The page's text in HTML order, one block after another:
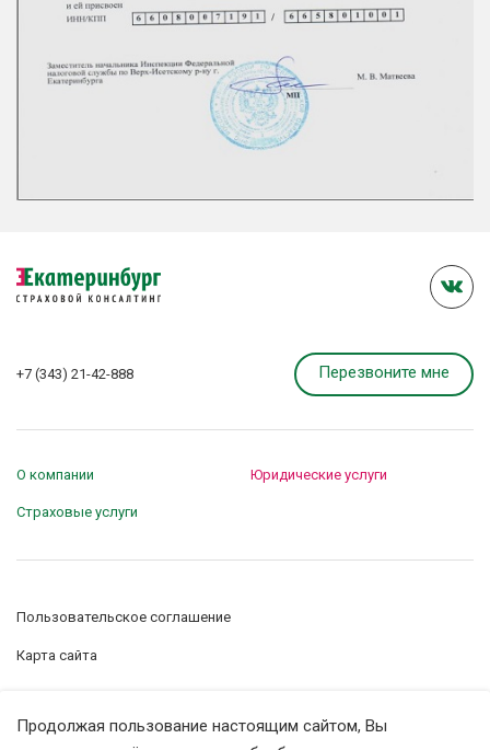
+7 (343) 21-42-888 Перезвоните мне
О компании Юридические услуги
Страховые услуги
Карта сайта
Пользовательское соглашение
Продолжая пользование настоящим сайтом, Вы